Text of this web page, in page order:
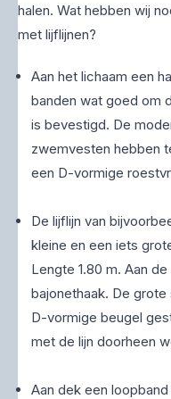
halen. Wat hebben wij
met lijflijnen?
Aan het lichaam een
banden wat goed om
is bevestigd. De
zwemvesten hebben
een D-vormige
De lijflijn van
kleine en een iets
Lengte 1.80 m. Aan
bajonethaak. De
D-vormige beugel
met de lijn doorheen
Aan dek een